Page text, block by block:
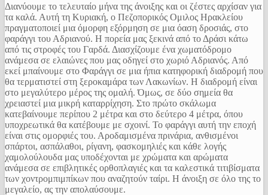
Διανύουμε το τελευταίο μήνα της άνοιξης και οι ζέστες αρχίσαν για
τα καλά. Αυτή τη Κυριακή, ο Πεζοπορικός Ομιλος Ηρακλείου
πραγματοποιεί μια όμορφη εξόρμηση σε μια όαση δροσιάς, στο
φαράγγι του Αδριανού. Η πορεία μας ξεκινά από το Δράσι κάτω
από τις στροφές του Γαρδά. Διασχίζουμε ένα χωματόδρομο
ανάμεσα σε ελαιώνες που μας οδηγεί στο χωριό Αδριανός. Από
εκεί μπαίνουμε στο Φαράγγι σε μια ήπια κατηφορική διαδρομή που
θα τερματιστεί στη ξεροκαμάρα των Λακωνίων. Η διαδρομή είναι
στο μεγαλύτερο μέρος της ομαλή. Όμως, σε δύο σημεία θα
χρειαστεί μια μικρή καταρρίχηση. Στο πρώτο σκάλωμα
κατεβαίνουμε περίπου 2 μέτρα και στο δεύτερο 4 μέτρα, όπου
υποχρεωτικά θα κατέβουμε με σχοινί. Το φαράγγι αυτή την εποχή
είναι στις ομορφιές του. Αροδαμισμένα πρινάρια, ανθισμένοι
σπάρτοι, ασπάλαθοι, ρίγανη, φασκομηλιές και κάθε λογής
χαμολούλουδα μας υποδέχονται με χρώματα και αρώματα
ανάμεσα σε επιβλητικές ορθοπλαγιές και τα καλεστικά τιτιβίσματα
των χοντρομπιμπίκων που αναζητούν ταίρι. Η άνοιξη σε όλο της το
μεγαλείο, ας την απολαύσουμε.